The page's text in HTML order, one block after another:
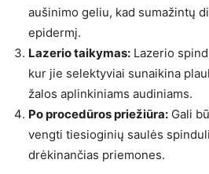
aušinimo geliu, kad sumažintų
epidermį.
Lazerio taikymas: Lazerio
kur jie selektyviai sunaikina
žalos aplinkiniams audiniams.
Po procedūros priežiūra: Gali
vengti tiesioginių saulės
drėkinančias priemones.